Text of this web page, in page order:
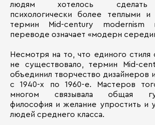
людям хотелось сделать
психологически более теплыми
термин Mid-century modernism
переводе означает «модерн
Несмотря на то, что единого
не существовало, термин Mid-
объединил творчество дизайнеров
с 1940-х по 1960-е. Мастеров
многом связывала общая
философия и желание упростить и
людей среднего класса.